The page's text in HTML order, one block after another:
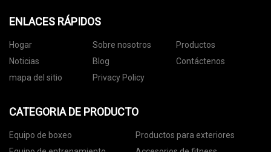
ENLACES RÁPIDOS
Hogar Sobre nosotros
Productos
Noticias
Blog
Contáctenos
mapa del sitio
Privacy Policy
CATEGORIA DE PRODUCTO
Equipo de boxeo
Productos para exteriores